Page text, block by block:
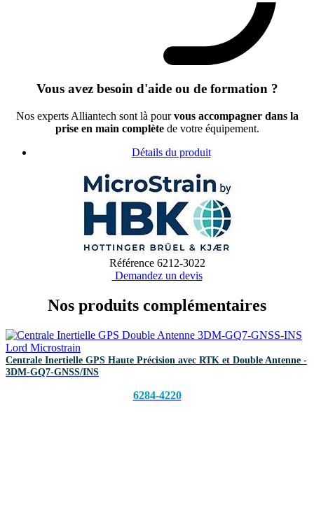
Vous avez besoin d'aide ou de formation ?
Nos experts Alliantech sont là pourvous accompagner dans la
prise en main complètede votre équipement.
Détails du produit
Référence 6212-3022
Demandez un devis
Nos produits complémentaires
Centrale Inertielle GPS Haute Précision avec RTK et Double Antenne -
3DM-GQ7-GNSS/INS
6284-4220